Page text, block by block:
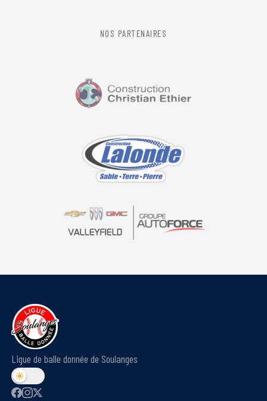
NOS PARTENAIRES
Ligue de balle donnée de Soulanges